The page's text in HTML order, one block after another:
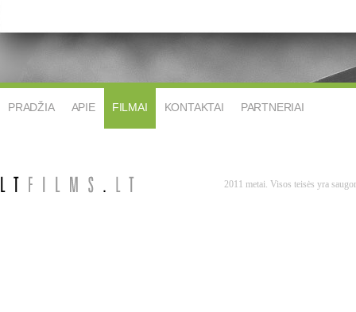
PRADŽIA APIE FILMAI KONTAKTAI PARTNERIAI
2011 metai. Visos teisės yra